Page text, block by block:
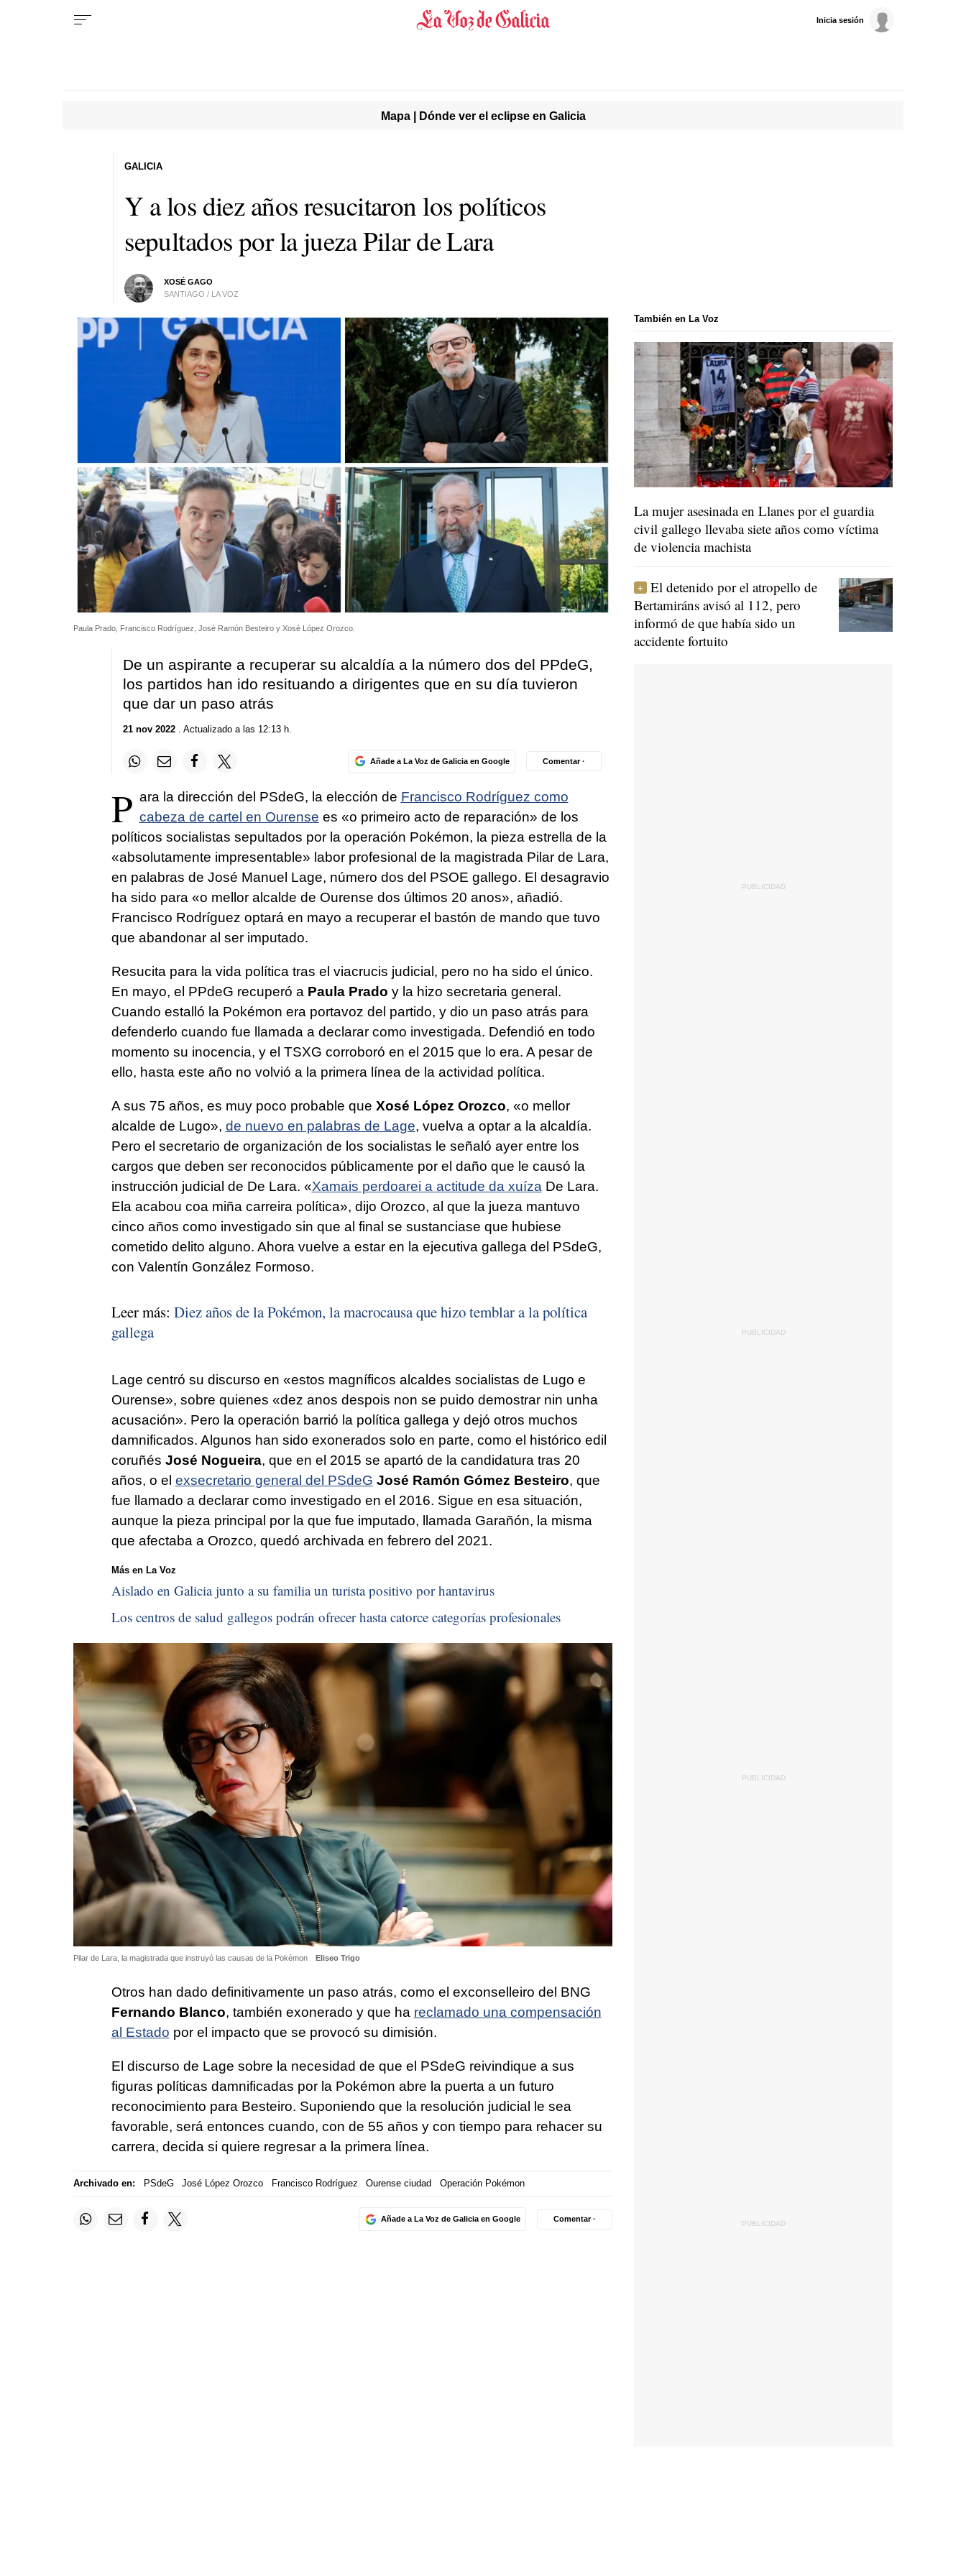
Inicia sesión
Mapa | Dónde ver el eclipse en Galicia
Y a los diez años resucitaron los políticos
sepultados por la jueza Pilar de Lara
XOSÉ GAGO
SANTIAGO / LA VOZ
GALICIA
Paula Prado, Francisco Rodríguez, José Ramón Besteiro y Xosé López Orozco.
De un aspirante a recuperar su alcaldía a la número dos del PPdeG,
los partidos han ido resituando a dirigentes que en su día tuvieron
que dar un paso atrás
21 nov 2022. Actualizado a las 12:13 h.
Añade a La Voz de Galicia en Google Comentar ·
P ara la dirección del PSdeG, la elección de Francisco Rodríguez como
cabeza de cartel en Ourense es «o primeiro acto de reparación» de los
políticos socialistas sepultados por la operación Pokémon, la pieza estrella de la
«absolutamente impresentable» labor profesional de la magistrada Pilar de Lara,
en palabras de José Manuel Lage, número dos del PSOE gallego. El desagravio
ha sido para «o mellor alcalde de Ourense dos últimos 20 anos», añadió.
Francisco Rodríguez optará en mayo a recuperar el bastón de mando que tuvo
que abandonar al ser imputado.
Resucita para la vida política tras el viacrucis judicial, pero no ha sido el único.
En mayo, el PPdeG recuperó a Paula Prado y la hizo secretaria general.
Cuando estalló la Pokémon era portavoz del partido, y dio un paso atrás para
defenderlo cuando fue llamada a declarar como investigada. Defendió en todo
momento su inocencia, y el TSXG corroboró en el 2015 que lo era. A pesar de
ello, hasta este año no volvió a la primera línea de la actividad política.
A sus 75 años, es muy poco probable que Xosé López Orozco, «o mellor
alcalde de Lugo», de nuevo en palabras de Lage, vuelva a optar a la alcaldía.
Pero el secretario de organización de los socialistas le señaló ayer entre los
cargos que deben ser reconocidos públicamente por el daño que le causó la
instrucción judicial de De Lara. «Xamais perdoarei a actitude da xuízaDe Lara.
Ela acabou coa miña carreira política», dijo Orozco, al que la jueza mantuvo
cinco años como investigado sin que al final se sustanciase que hubiese
cometido delito alguno. Ahora vuelve a estar en la ejecutiva gallega del PSdeG,
con Valentín González Formoso.
Leer más: Diez años de la Pokémon, la macrocausa que hizo temblar a la política
gallega
Lage centró su discurso en «estos magníficos alcaldes socialistas de Lugo e
Ourense», sobre quienes «dez anos despois non se puido demostrar nin unha
acusación». Pero la operación barrió la política gallega y dejó otros muchos
damnificados. Algunos han sido exonerados solo en parte, como el histórico edil
coruñés José Nogueira, que en el 2015 se apartó de la candidatura tras 20
años, o el exsecretario general del PSdeG José Ramón Gómez Besteiro, que
fue llamado a declarar como investigado en el 2016. Sigue en esa situación,
aunque la pieza principal por la que fue imputado, llamada Garañón, la misma
que afectaba a Orozco, quedó archivada en febrero del 2021.
Más en La Voz
Aislado en Galicia junto a su familia un turista positivo por hantavirus
Los centros de salud gallegos podrán ofrecer hasta catorce categorías profesionales
Pilar de Lara, la magistrada que instruyó las causas de la Pokémon Eliseo Trigo
Otros han dado definitivamente un paso atrás, como el exconselleiro del BNG
Fernando Blanco, también exonerado y que ha reclamado una compensación
al Estado por el impacto que se provocó su dimisión.
El discurso de Lage sobre la necesidad de que el PSdeG reivindique a sus
figuras políticas damnificadas por la Pokémon abre la puerta a un futuro
reconocimiento para Besteiro. Suponiendo que la resolución judicial le sea
favorable, será entonces cuando, con de 55 años y con tiempo para rehacer su
carrera, decida si quiere regresar a la primera línea.
Archivado en: PSdeG José López Orozco Francisco Rodríguez Ourense ciudad Operación Pokémon
Añade a La Voz de Galicia en Google Comentar ·
También en La Voz
La mujer asesinada en Llanes por el guardia
civil gallego llevaba siete años como víctima
de violencia machista
El detenido por el atropello de
Bertamiráns avisó al 112, pero
informó de que había sido un
accidente fortuito